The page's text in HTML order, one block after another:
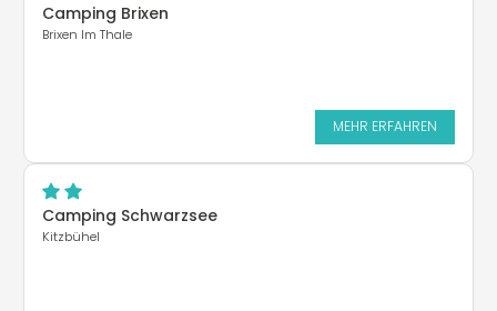
Camping Brixen
Brixen Im Thale
MEHR ERFAHREN
Camping Schwarzsee
Kitzbühel